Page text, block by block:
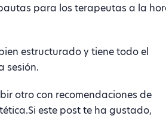
para los terapeutas a la
estructurado y tiene todo el
sesión.
otro con recomendaciones de
este post te ha gustado,